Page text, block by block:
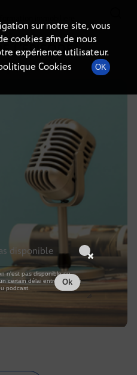
L'ÉPISODE
sur notre site, vous
cookies afin de nous
expérience utilisateur.
Cookies
OK
disponible
n'est pas disponible ou
certain délai entre la fin de
podcast.
Ok